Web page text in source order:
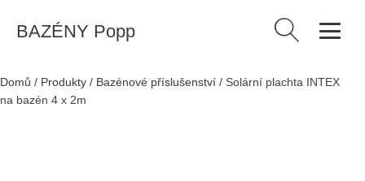
BAZÉNY Popp Vyhledávání
Domů / Produkty / Bazénové příslušenství / Solární plachta INTEX
na bazén 4 x 2m